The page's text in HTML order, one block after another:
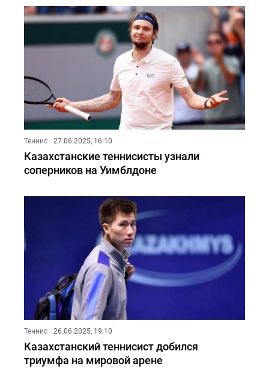
Теннис 27.06.2025, 16:10
Казахстанские теннисисты узнали
соперников на Уимблдоне
Теннис 26.06.2025, 19:10
Казахстанский теннисист добился
триумфа на мировой арене